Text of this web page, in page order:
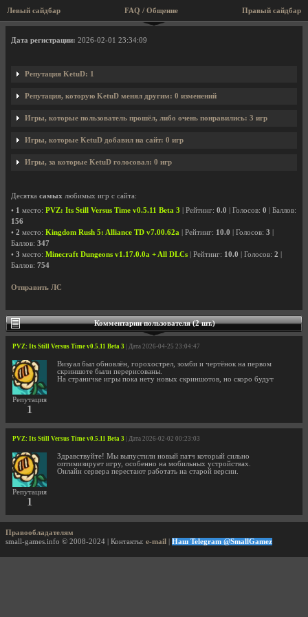
Левый сайдбар Правый сайдбар
FAQ / Общение
Профиль пользователя KetuD
Дата регистрации: 2026-02-01 23:34:09
Репутация KetuD: 1
Репутация, которую KetuD менял другим: 0 изменений
Игры, которые пользователь прошёл, либо очень понравились: 3 игр
Игры, которые KetuD добавил на сайт: 0 игр
Игры, за которые KetuD голосовал: 0 игр
Десятка самых любимых игр с сайта:
• 1 место: PVZ: Its Still Versus Time v0.5.11 Beta 3 | Рейтинг: 0.0 | Голосов: 0 | Баллов:
156
• 2 место: Kingdom Rush 5: Alliance TD v7.00.62a | Рейтинг: 10.0 | Голосов: 3
Баллов: 347
• 3 место: Minecraft Dungeons v1.17.0.0a + All DLCs | Рейтинг: 10.0 | Голосов: 2
Баллов: 754
Отправить ЛС
Комментарии пользователя (2 шт.)
PVZ: Its Still Versus Time v0.5.11 Beta 3 | Дата 2026-04-25 23:04:47
Репутация
1
Визуал был обновлён, горохострел, зомби и чертёнок на первом
скриншоте были перерисованы.
На страничке игры пока нету новых скриншотов, но скоро будут
PVZ: Its Still Versus Time v0.5.11 Beta 3 | Дата 2026-02-02 00:23:03
Репутация
1
Здравствуйте! Мы выпустили новый патч который сильно
оптимизирует игру, особенно на мобильных устройствах.
Онлайн сервера перестают работать на старой версии.
Правообладателям
small-games.info © 2008-2024 | Контакты: e-mail Наш Telegram @SmallGamez